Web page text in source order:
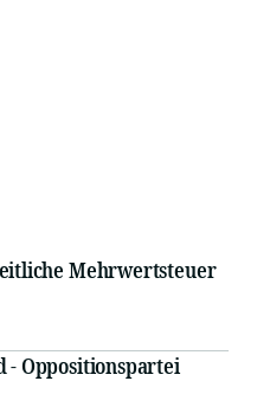
Mehrwertsteuer
- Oppositionspartei